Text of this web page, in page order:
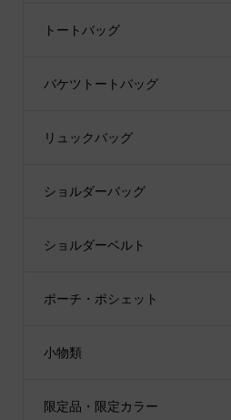
トートバッグ
バケツトートバッグ
リュックバッグ
ショルダーバッグ
ショルダーベルト
ポーチ・ポシェット
小物類
限定品・限定カラー